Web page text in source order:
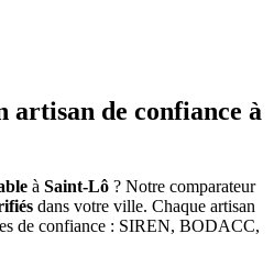
artisan de confiance à
à Saint-Lô ? Notre comparateur
dans votre ville. Chaque artisan
de confiance : SIREN, BODACC,